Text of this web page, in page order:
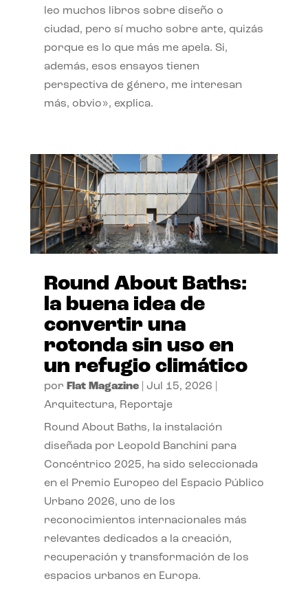
leo muchos libros sobre diseño o
ciudad, pero sí mucho sobre arte, quizás
porque es lo que más me apela. Si,
además, esos ensayos tienen
perspectiva de género, me interesan
más, obvio», explica.
Round About Baths:
la buena idea de
convertir una
rotonda sin uso en
un refugio climático
por Flat Magazine| Jul 15, 2026
Arquitectura, Reportaje
Round About Baths, la instalación
diseñada por Leopold Banchini para
Concéntrico 2025, ha sido seleccionada
en el Premio Europeo del Espacio Público
Urbano 2026, uno de los
reconocimientos internacionales más
relevantes dedicados a la creación,
recuperación y transformación de los
espacios urbanos en Europa.